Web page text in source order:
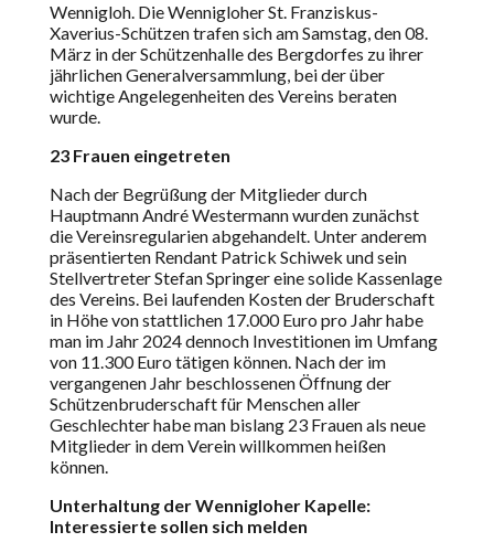
Wennigloh. Die Wennigloher St. Franziskus-
Xaverius-Schützen trafen sich am Samstag, den 08.
März in der Schützenhalle des Bergdorfes zu ihrer
jährlichen Generalversammlung, bei der über
wichtige Angelegenheiten des Vereins beraten
wurde.
23 Frauen eingetreten
Nach der Begrüßung der Mitglieder durch
Hauptmann André Westermann wurden zunächst
die Vereinsregularien abgehandelt. Unter anderem
präsentierten Rendant Patrick Schiwek und sein
Stellvertreter Stefan Springer eine solide Kassenlage
des Vereins. Bei laufenden Kosten der Bruderschaft
in Höhe von stattlichen 17.000 Euro pro Jahr habe
man im Jahr 2024 dennoch Investitionen im Umfang
von 11.300 Euro tätigen können. Nach der im
vergangenen Jahr beschlossenen Öffnung der
Schützenbruderschaft für Menschen aller
Geschlechter habe man bislang 23 Frauen als neue
Mitglieder in dem Verein willkommen heißen
können.
Unterhaltung der Wennigloher Kapelle:
Interessierte sollen sich melden